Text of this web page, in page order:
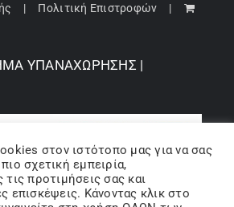
Πολιτική Επιστροφών
ΥΠΑΝΑΧΩΡΗΣΗΣ |
στον ιστότοπo μας για να σας
σχετική εμπειρία,
προτιμήσεις σας και
επισκέψεις. Κάνοντας κλικ στο